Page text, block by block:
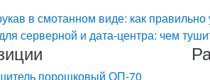
в смотанном виде: как
серверной и дата-центра: чем